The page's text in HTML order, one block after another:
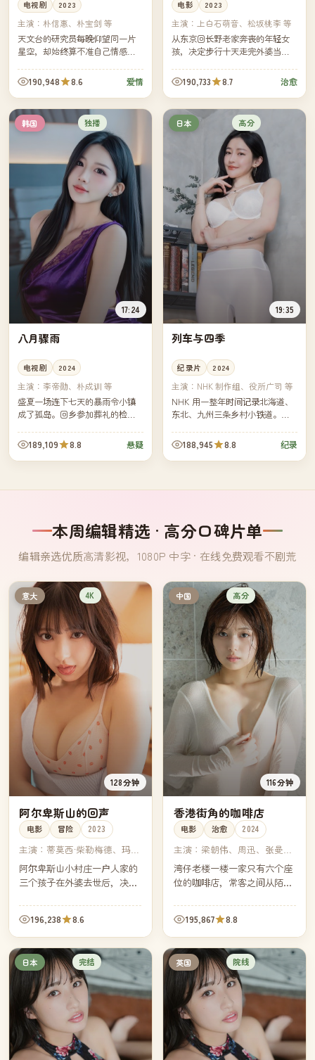
电视剧 2023
主演： 朴信惠、朴宝剑 等
天文台的研究员每晚仰望同一片
星空，却始终算不准自己情感里
议他们用四季的时间，合作一幅
以星座为名的画——前提是必须
190,948 8.6 爱情
电影 2023
主演： 上白石萌音、松坂桃李 等
从东京回长野老家奔丧的年轻女
孩，决定步行十天走完外婆当年
人，都让她对外婆的人生多了一
点新的认识。
190,733 8.7 治愈
韩国 独播
17:24
八月骤雨
电视剧 2024
主演： 李帝勋、朴成训 等
盛夏一场连下七天的暴雨令小镇
成了孤岛。回乡参加葬礼的检察
脏病，而镇上每一个看似无关的
人，都曾在去年同样的八月做出
过相...
189,109 8.8 悬疑
日本 高分
19:35
列车与四季
纪录片 2024
主演： NHK 制作组、役所广司 等
NHK 用一整年时间记录北海道、
东北、九州三条乡村小铁道。摄
红叶与雪，记录铁道员、便当
店、车站旁老人的日常。
188,945 8.8 纪录
本周编辑精选 · 高分口碑片单
编辑亲选优质高清影视，1080P 中字 · 在线免费观看不剧荒
意大 4K
128分钟
阿尔卑斯山的回声
电影 冒险 2023
主演： 蒂莫西·柴勒梅德、玛格
丽特·库利、迈克尔·斯图巴、
阿米·哈默
阿尔卑斯山小村庄一户人家的
三个孩子在外婆去世后，决定
教堂的那条朝圣路——三十一
公里，三十一年没人完整走
过。
196,238 8.6
中国 高分
116分钟
香港街角的咖啡店
电影 治愈 2024
主演： 梁朝伟、周迅、张曼
玉、古天乐
湾仔老楼一楼一家只有六个座
位的咖啡店，常客之间从陌生
将拆除，老板决定为这十年里
每一位常客做一张属于他们的
咖啡卡片。
195,867 8.8
日本 完结 英国 院线